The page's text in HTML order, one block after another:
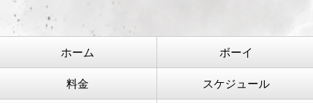
ホーム ボーイ
料金 スケジュール